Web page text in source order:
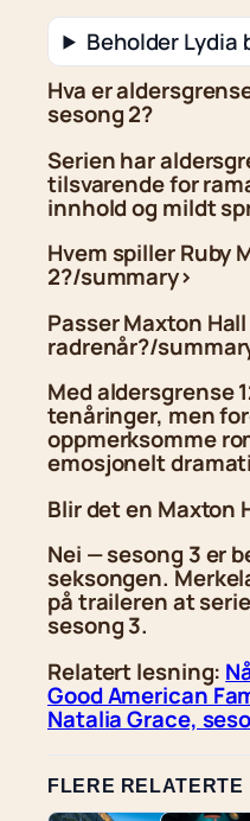
Beholder Lydia
Hva er
sesong 2?
Serien har
tilsvarende for
innhold og mildt
Hvem spiller Ruby
2?/summary>
Passer Maxton
radrenår?/
Med aldersgrense
tenåringer, men
oppmerksomme
emosjonelt
Blir det en Maxton
Nei — sesong 3 er
seksongen.
på traileren at
sesong 3.
Relatert lesning:
Good American
Natalia Grace,
FLERE RELATERTE